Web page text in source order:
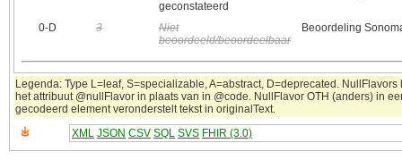
geconstateerd
0‑D 3
Niet
beoordeeld/beoordeelbaar
Beoordeling
Legenda: Type L=leaf, S=specializable, A=abstract, D=deprecated. NullFlavors
het attribuut @nullFlavor in plaats van in @code. NullFlavor OTH (anders) in
gecodeerd element veronderstelt tekst in originalText.
XML JSON CSV SQL SVS FHIR (3.0)